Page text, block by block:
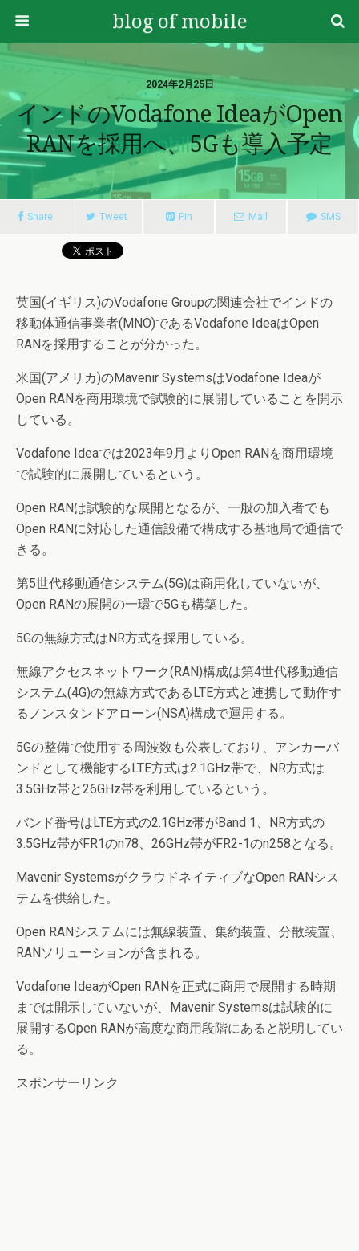
blog of mobile
2024年2月25日
インドのVodafone IdeaがOpen
RANを採用へ、5Gも導入予定
Share Tweet Pin Mail SMS
英国(イギリス)のVodafone Groupの関連会社でインドの
移動体通信事業者(MNO)であるVodafone IdeaはOpen
RANを採用することが分かった。
米国(アメリカ)のMavenir SystemsはVodafone Ideaが
Open RANを商用環境で試験的に展開していることを開示
している。
Vodafone Ideaでは2023年9月よりOpen RANを商用環境
で試験的に展開しているという。
Open RANは試験的な展開となるが、一般の加入者でも
Open RANに対応した通信設備で構成する基地局で通信で
きる。
第5世代移動通信システム(5G)は商用化していないが、
Open RANの展開の一環で5Gも構築した。
5Gの無線方式はNR方式を採用している。
無線アクセスネットワーク(RAN)構成は第4世代移動通信
システム(4G)の無線方式であるLTE方式と連携して動作す
るノンスタンドアローン(NSA)構成で運用する。
5Gの整備で使用する周波数も公表しており、アンカーバ
ンドとして機能するLTE方式は2.1GHz帯で、NR方式は
3.5GHz帯と26GHz帯を利用しているという。
バンド番号はLTE方式の2.1GHz帯がBand 1、NR方式の
3.5GHz帯がFR1のn78、26GHz帯がFR2-1のn258となる。
Mavenir SystemsがクラウドネイティブなOpen RANシス
テムを供給した。
Open RANシステムには無線装置、集約装置、分散装置、
RANソリューションが含まれる。
Vodafone IdeaがOpen RANを正式に商用で展開する時期
までは開示していないが、Mavenir Systemsは試験的に
展開するOpen RANが高度な商用段階にあると説明してい
る。
スポンサーリンク